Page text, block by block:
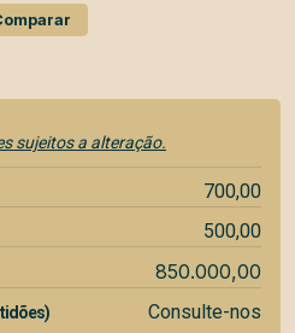
sujeitos a alteração.
700,00
500,00
850.000,00
Consulte-nos